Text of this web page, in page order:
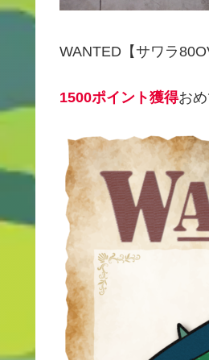
WANTED【サワラ
1500ポイント獲得お